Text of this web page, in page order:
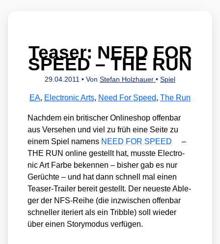
Teaser: NEED FOR
SPEED – THE RUN
29.04.2011 • Von Stefan Holzhauer • Spiel
EA, Electronic Arts, Need For Speed, The Run
Nach­dem ein bri­ti­scher Online­shop offen­bar
aus Ver­se­hen und viel zu früh eine Sei­te zu
einem Spiel namens NEED FOR SPEED
–
THE RUN online gestellt hat, muss­te Elec­tro­
nic Art Far­be beken­nen – bis­her gab es nur
Gerüch­te – und hat dann schnell mal einen
Teaser-Trai­ler bereit gestellt. Der neu­es­te Able­
ger der NFS-Rei­he (die inzwi­schen offen­bar
schnel­ler ite­riert als ein Tribb­le) soll wie­der
über einen Sto­ry­mo­dus ver­fü­gen.